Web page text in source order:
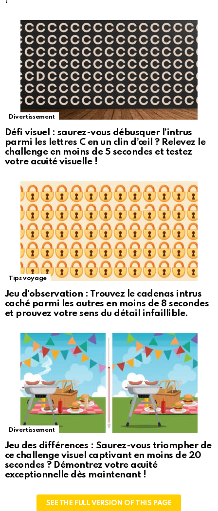
Divertissement
Défi visuel : saurez-vous débusquer l’intrus
parmi les lettres C en un clin d’œil ? Relevez le
challenge en moins de 5 secondes et testez
votre acuité visuelle !
Tips voyage
Jeu d’observation : Trouvez le cadenas intrus
caché parmi les autres en moins de 8 secondes
et prouvez votre sens du détail infaillible.
Divertissement
Jeu des différences : Saurez-vous triompher de
ce challenge visuel captivant en moins de 20
secondes ? Démontrez votre acuité
exceptionnelle dès maintenant !
SEE THE FULL VERSION OF THIS PAGE